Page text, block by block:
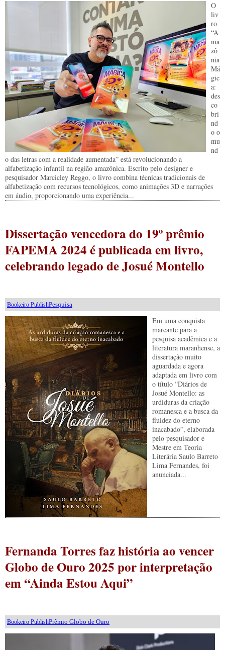
O
liv
ro
“A
ma
zô
nia
Má
gic
a:
des
co
bri
nd
o o
mu
nd
o das letras com a realidade aumentada” está revolucionando a
alfabetização infantil na região amazônica. Escrito pelo designer e
pesquisador Marcicley Reggo, o livro combina técnicas tradicionais de
alfabetização com recursos tecnológicos, como animações 3D e narrações
em áudio, proporcionando uma experiência...
Dissertação vencedora do 19º prêmio
FAPEMA 2024 é publicada em livro,
celebrando legado de Josué Montello
Bookeiro PublishPesquisa
Em uma conquista
marcante para a
pesquisa acadêmica e a
literatura maranhense, a
dissertação muito
aguardada e agora
adaptada em livro com
o título “Diários de
Josué Montello: as
urdiduras da criação
romanesca e a busca da
fluidez do eterno
inacabado”, elaborada
pelo pesquisador e
Mestre em Teoria
Literária Saulo Barreto
Lima Fernandes, foi
anunciada...
Fernanda Torres faz história ao vencer
Globo de Ouro 2025 por interpretação
em “Ainda Estou Aqui”
Bookeiro PublishPrêmio Globo de Ouro